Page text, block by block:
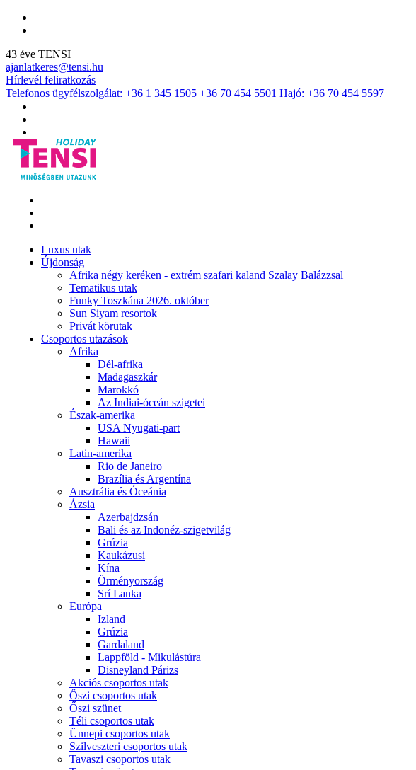
43 éve TENSI
ajanlatkeres@tensi.hu
Hírlevél feliratkozás
Telefonos ügyfélszolgálat: +36 1 345 1505 +36 70 454 5501 Hajó: +36 70 454 5597
Luxus utak
Újdonság
Afrika négy keréken - extrém szafari kaland Szalay Balázzsal
Tematikus utak
Funky Toszkána 2026. október
Sun Siyam resortok
Privát körutak
Csoportos utazások
Afrika
Dél-afrika
Madagaszkár
Marokkó
Az Indiai-óceán szigetei
Észak-amerika
USA Nyugati-part
Hawaii
Latin-amerika
Rio de Janeiro
Brazília és Argentína
Ausztrália és Óceánia
Ázsia
Azerbajdzsán
Bali és az Indonéz-szigetvilág
Grúzia
Kaukázusi
Kína
Örményország
Srí Lanka
Európa
Izland
Grúzia
Gardaland
Lappföld - Mikulástúra
Disneyland Párizs
Akciós csoportos utak
Őszi csoportos utak
Őszi szünet
Téli csoportos utak
Ünnepi csoportos utak
Szilveszteri csoportos utak
Tavaszi csoportos utak